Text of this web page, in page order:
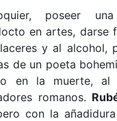
poseer una
en artes, darse
y al alcohol,
de un poeta
en la muerte, al
romanos.
con la